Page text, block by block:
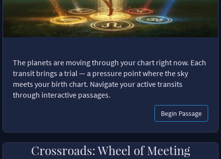
The planets are moving through your chart right now. Each
transit brings a trial — a pressure point where the sky
meets your birth chart. Navigate your active transits
through interactive passages.
Begin Passage
Crossroads: Wheel of Meeting